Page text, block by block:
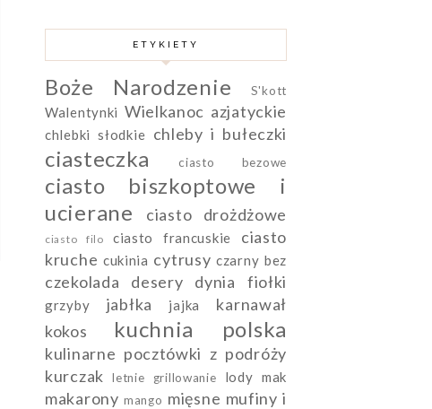
ETYKIETY
Boże Narodzenie S'kott
Walentynki Wielkanoc azjatyckie
chlebki słodkie chleby i bułeczki
ciasteczka ciasto bezowe
ciasto biszkoptowe i
ucierane
ciasto drożdżowe
ciasto filo ciasto francuskie
ciasto
kruche cukinia cytrusy czarny bez
czekolada desery dynia fiołki
grzyby jabłka jajka
karnawał
kokos
kuchnia polska
kulinarne pocztówki z podróży
kurczak
letnie grillowanie lody mak
makarony mango mięsne mufiny i